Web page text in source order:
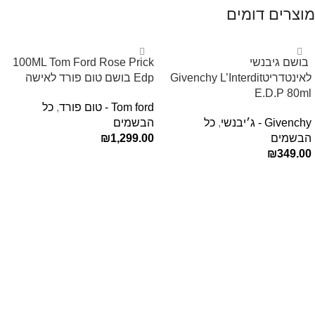
מוצרים דומים
‏ בושם גיבנשי
לאינטדריטGivenchy L’Interdit
E.D.P 80ml ‏
Givenchy - ג׳יבנשי , כל
הבשמים
₪349.00
100ML Tom Ford Rose Prick
Edp בושם טום פורד לאישה
Tom ford - טום פורד , כל
הבשמים
₪1,299.00